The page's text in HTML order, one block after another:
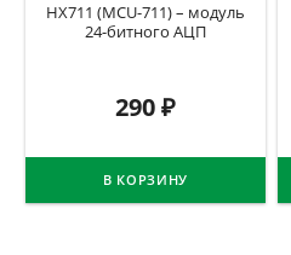
HX711 (MCU-711) – модуль
24-битного АЦП
290₽
В КОРЗИНУ